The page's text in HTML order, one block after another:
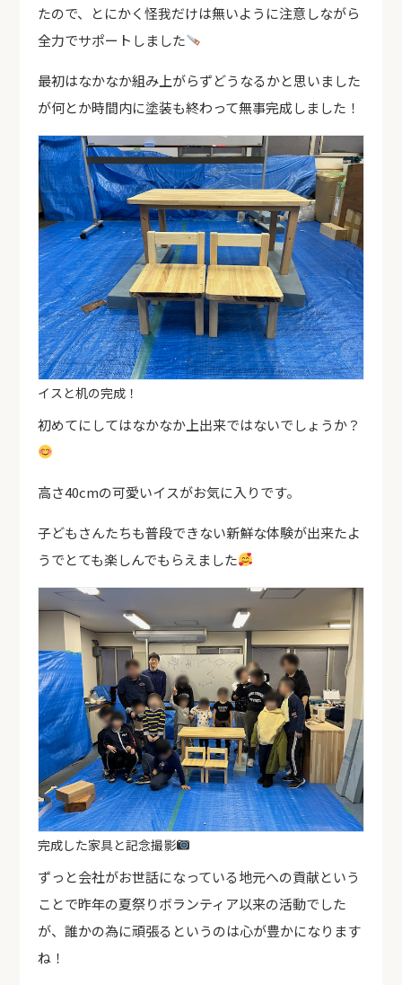
たので、とにかく怪我だけは無いように注意しながら
全力でサポートしました
最初はなかなか組み上がらずどうなるかと思いました
が何とか時間内に塗装も終わって無事完成しました！
イスと机の完成！
初めてにしてはなかなか上出来ではないでしょうか？
高さ40cmの可愛いイスがお気に入りです。
子どもさんたちも普段できない新鮮な体験が出来たよ
うでとても楽しんでもらえました
完成した家具と記念撮影
ずっと会社がお世話になっている地元への貢献という
ことで昨年の夏祭りボランティア以来の活動でした
が、誰かの為に頑張るというのは心が豊かになります
ね！